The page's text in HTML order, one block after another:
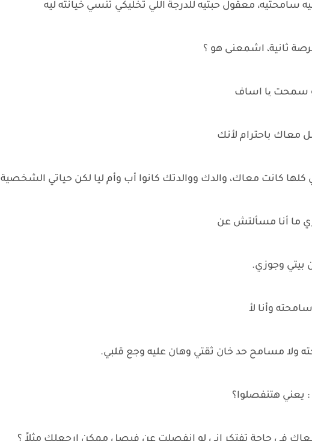
سامحتيه، معقول حبتيه للدرجة اللي تخليكي تنسي خيانته ليه
ثانية، اشمعنى هو ؟
سمحت یا اساف
معاك باحترام لأنك
كلها كانت معاك، والدك ووالدتك كانوا أب وأم ليا لكن حياتي الشخصية
ما أنا مسألتش عن
وجوزي.
وأنا لأ
مسامح حد خان ثقتي وهان عليه وجع قلبي.
هتنفصلوا؟